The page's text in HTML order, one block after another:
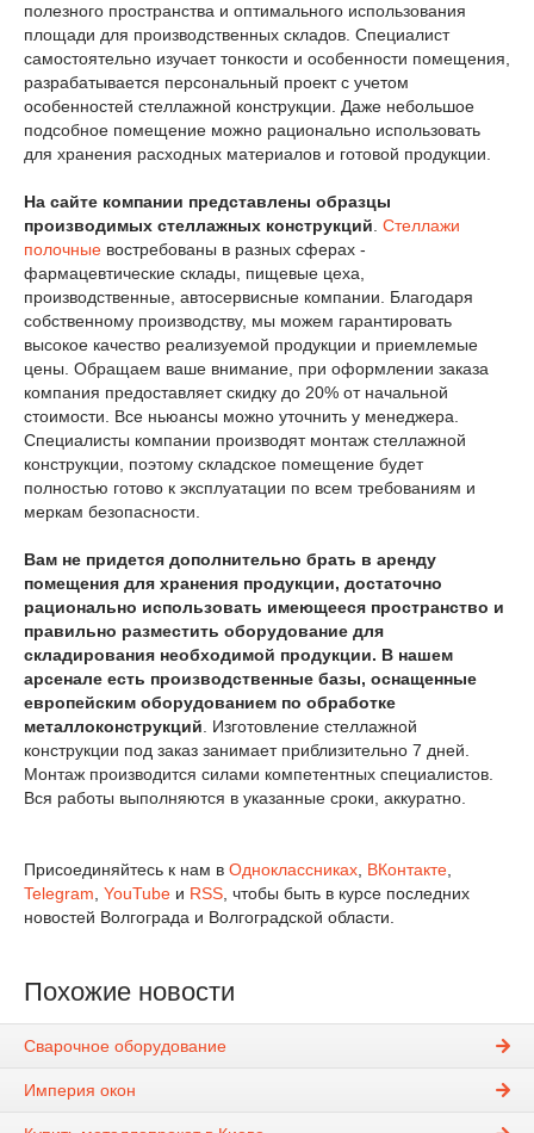
полезного пространства и оптимального использования
площади для производственных складов. Специалист
самостоятельно изучает тонкости и особенности помещения,
разрабатывается персональный проект с учетом
особенностей стеллажной конструкции. Даже небольшое
подсобное помещение можно рационально использовать
для хранения расходных материалов и готовой продукции.
На сайте компании представлены образцы
производимых стеллажных конструкций Стеллажи
полочные востребованы в разных сферах -
фармацевтические склады, пищевые цеха,
производственные, автосервисные компании. Благодаря
собственному производству, мы можем гарантировать
высокое качество реализуемой продукции и приемлемые
цены. Обращаем ваше внимание, при оформлении заказа
компания предоставляет скидку до 20% от начальной
стоимости. Все ньюансы можно уточнить у менеджера.
Специалисты компании производят монтаж стеллажной
конструкции, поэтому складское помещение будет
полностью готово к эксплуатации по всем требованиям и
меркам безопасности.
Вам не придется дополнительно брать в аренду
помещения для хранения продукции, достаточно
рационально использовать имеющееся пространство и
правильно разместить оборудование для
складирования необходимой продукции. В нашем
арсенале есть производственные базы, оснащенные
европейским оборудованием по обработке
металлоконструкций . Изготовление стеллажной
конструкции под заказ занимает приблизительно 7 дней.
Монтаж производится силами компетентных специалистов.
Вся работы выполняются в указанные сроки, аккуратно.
Присоединяйтесь к нам в Одноклассниках ВКонтакте
Telegram YouTube и RSS , чтобы быть в курсе последних
новостей Волгограда и Волгоградской области.
Похожие новости
Сварочное оборудование
Империя окон